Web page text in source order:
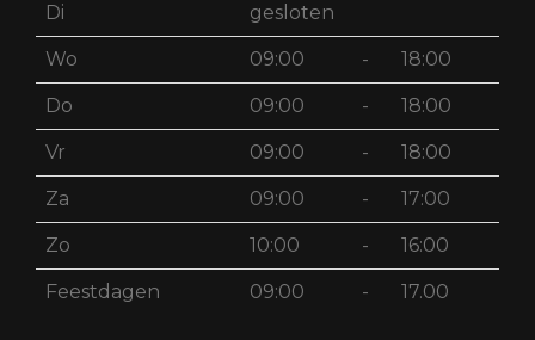
Di gesloten
Wo 09:00 - 18:00
Do 09:00 - 18:00
Vr 09:00 - 18:00
Za 09:00 - 17:00
Zo 10:00 - 16:00
Feestdagen 09:00 - 17.00